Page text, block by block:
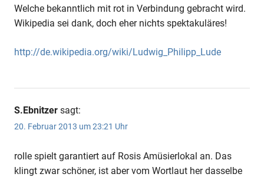
Welche bekanntlich mit rot in Verbindung gebracht wird.
Wikipedia sei dank, doch eher nichts spektakuläres!
http://de.wikipedia.org/wiki/Ludwig_Philipp_Lude
S.Ebnitzer sagt:
20. Februar 2013 um 23:21 Uhr
rolle spielt garantiert auf Rosis Amüsierlokal an. Das
klingt zwar schöner, ist aber vom Wortlaut her dasselbe